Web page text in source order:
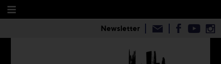
Newsletter